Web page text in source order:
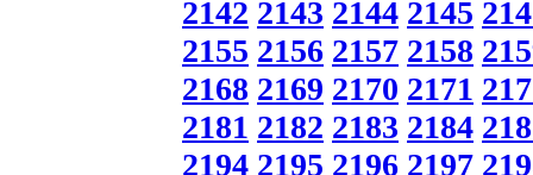
2142 2143 2144 2145
2155 2156 2157 2158
2168 2169 2170 2171
2181 2182 2183 2184
2194 2195 2196 2197